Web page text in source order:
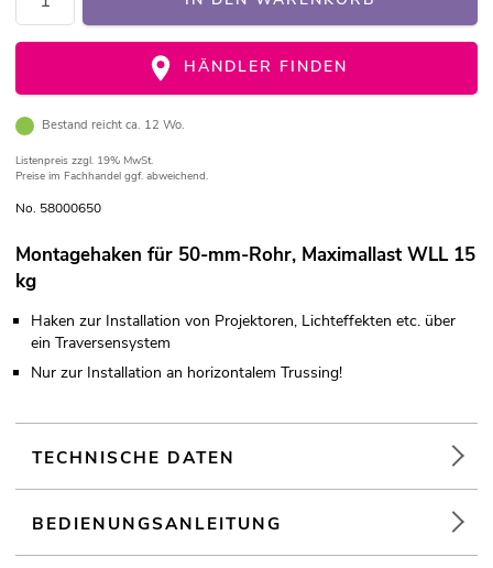
HÄNDLER FINDEN
Bestand reicht ca. 12 Wo.
Listenpreis zzgl. 19% MwSt.
Preise im Fachhandel ggf. abweichend.
No. 58000650
Montagehaken für 50-mm-Rohr, Maximallast WLL 15
kg
Haken zur Installation von Projektoren, Lichteffekten etc. über
ein Traversensystem
Nur zur Installation an horizontalem Trussing!
TECHNISCHE DATEN
BEDIENUNGSANLEITUNG